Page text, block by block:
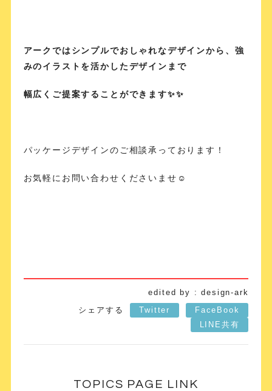
アークではシンプルでおしゃれなデザインから、強
みのイラストを活かしたデザインまで
幅広くご提案することができます✨✨
パッケージデザインのご相談承っております！
お気軽にお問い合わせくださいませ☺️
edited by : design-ark
シェアする
Twitter
FaceBook
LINE共有
TOPICS PAGE LINK